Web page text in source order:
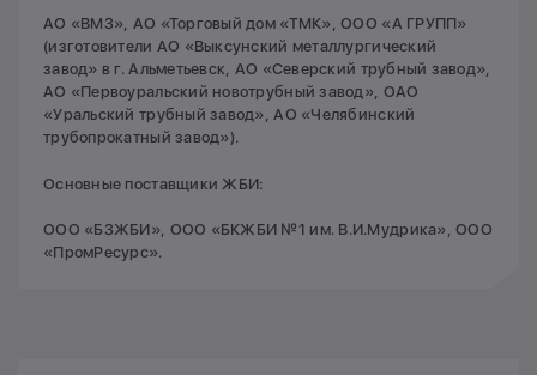
АО «ВМЗ», АО «Торговый дом «ТМК», ООО «А ГРУПП»
(изготовители АО «Выксунский металлургический
завод» в г. Альметьевск, АО «Северский трубный завод»,
АО «Первоуральский новотрубный завод», ОАО
«Уральский трубный завод», АО «Челябинский
трубопрокатный завод»).
Основные поставщики ЖБИ:
ООО «БЗЖБИ», ООО «БКЖБИ №1 им. В.И.Мудрика», ООО
«ПромРесурс».